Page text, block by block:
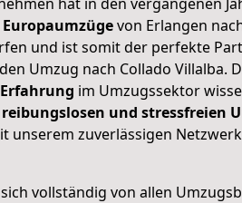
von Erlangen
und ist somit der perfekte
Umzug nach Collado Villalba.
im Umzugssektor
reibungslosen und stressfreien
unserem zuverlässigen
vollständig von allen